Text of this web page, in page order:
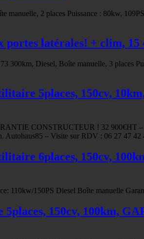
2 places Puissance : 80kw,
latérales! + clim, 15
300km, Diesel, Boîte manuelle, 3 places
5places, 150cv,
CONSTRUCTEUR ! 32 900€HT –
Autohaus85 – Visite sur RDV : 06 27 47 42
6places, 150cv,
110kw/150PS Diesel Boîte manuelle
150cv, 100km,